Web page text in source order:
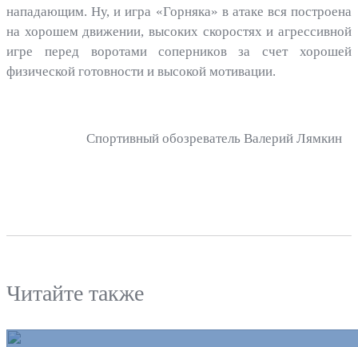
нападающим. Ну, и игра «Горняка» в атаке вся построена
на хорошем движении, высоких скоростях и агрессивной
игре перед воротами соперников за счет хорошей
физической готовности и высокой мотивации.
Спортивный обозреватель Валерий Лямкин
Читайте также